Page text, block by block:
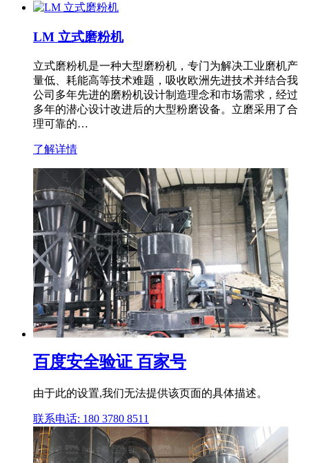
LM 立式磨粉机
立式磨粉机是一种大型磨粉机，专门为解决工业磨机产
量低、耗能高等技术难题，吸收欧洲先进技术并结合我
公司多年先进的磨粉机设计制造理念和市场需求，经过
多年的潜心设计改进后的大型粉磨设备。立磨采用了合
理可靠的…
了解详情
百度安全验证 百家号
由于此的设置,我们无法提供该页面的具体描述。
联系电话: 180 3780 8511